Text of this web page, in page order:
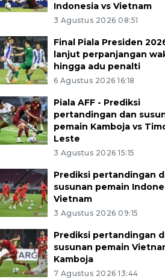
Indonesia vs Vietnam
3 Agustus 2026 08:51
Final Piala Presiden
lanjut perpanjangan
hingga adu penalti
6 Agustus 2026 16:18
Piala AFF - Prediksi
pertandingan dan
pemain Kamboja vs
Leste
3 Agustus 2026 15:15
Prediksi pertandingan
susunan pemain
Vietnam
3 Agustus 2026 09:15
Prediksi pertandingan
susunan pemain
Kamboja
7 Agustus 2026 13:44